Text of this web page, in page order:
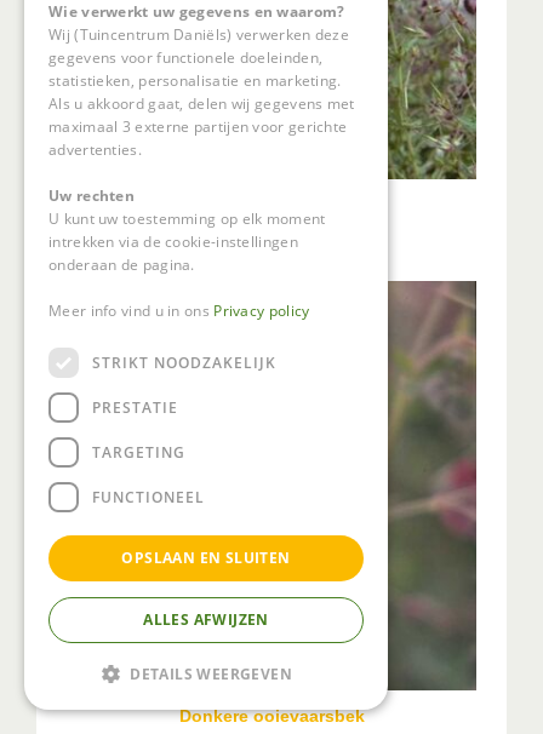
Geranium phaeum
Donkere ooievaarsbek
Wie verwerkt uw gegevens en waarom?
Wij (Tuincentrum Daniëls) verwerken deze
gegevens voor functionele doeleinden,
statistieken, personalisatie en marketing.
Als u akkoord gaat, delen wij gegevens met
maximaal 3 externe partijen voor gerichte
advertenties.
Uw rechten
U kunt uw toestemming op elk moment
intrekken via de cookie-instellingen
onderaan de pagina.
Meer info vind u in ons Privacy policy
STRIKT NOODZAKELIJK
PRESTATIE
TARGETING
FUNCTIONEEL
OPSLAAN EN SLUITEN
ALLES AFWIJZEN
DETAILS WEERGEVEN